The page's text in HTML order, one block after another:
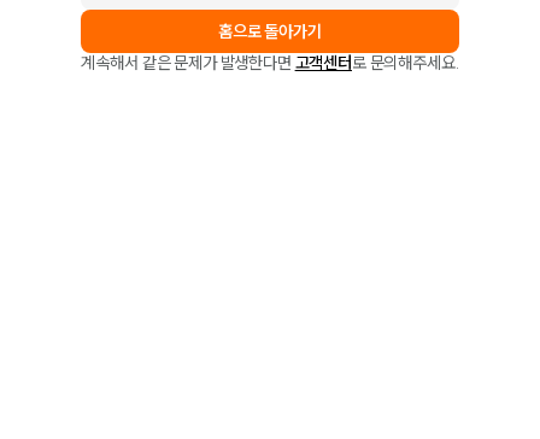
홈으로 돌아가기
계속해서 같은 문제가 발생한다면 고객센터로 문의해주세요.